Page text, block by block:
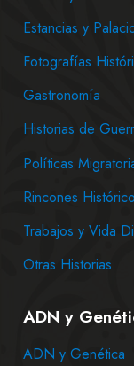
Estancias y
Fotografías
Gastronomía
Historias de
Políticas
Rincones
Trabajos y Vida
Otras Historias
ADN y
ADN y Genética